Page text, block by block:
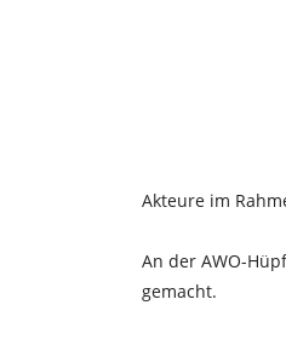
Akteure im
An der AWO-
gemacht.